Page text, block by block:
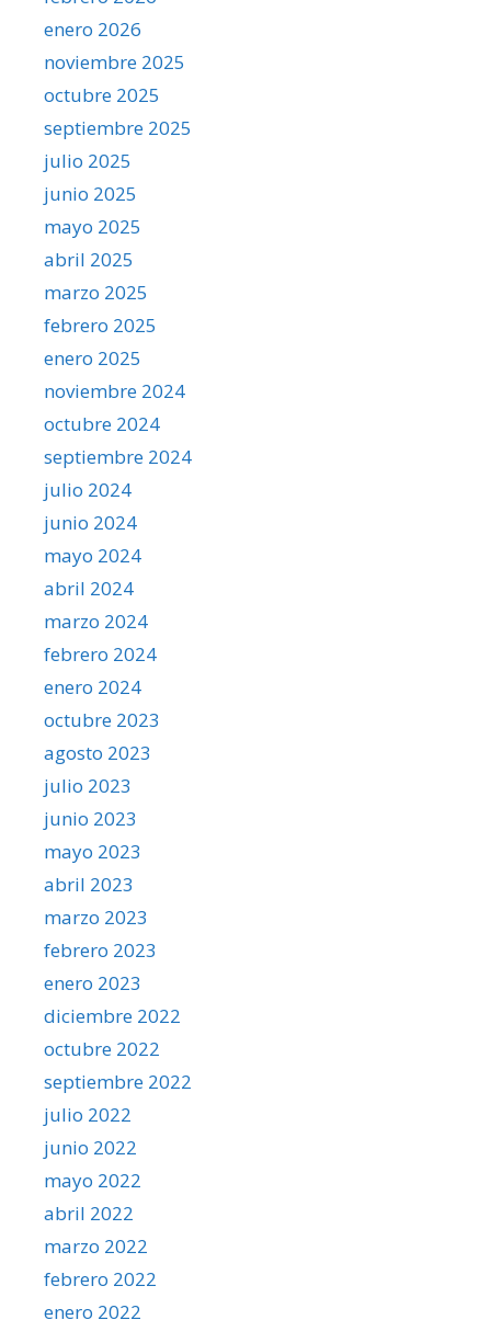
enero 2026
noviembre 2025
octubre 2025
septiembre 2025
julio 2025
junio 2025
mayo 2025
abril 2025
marzo 2025
febrero 2025
enero 2025
noviembre 2024
octubre 2024
septiembre 2024
julio 2024
junio 2024
mayo 2024
abril 2024
marzo 2024
febrero 2024
enero 2024
octubre 2023
agosto 2023
julio 2023
junio 2023
mayo 2023
abril 2023
marzo 2023
febrero 2023
enero 2023
diciembre 2022
octubre 2022
septiembre 2022
julio 2022
junio 2022
mayo 2022
abril 2022
marzo 2022
febrero 2022
enero 2022